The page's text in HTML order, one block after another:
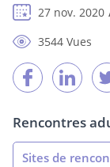
27 nov. 2020
3544 Vues
Rencontres
Sites de